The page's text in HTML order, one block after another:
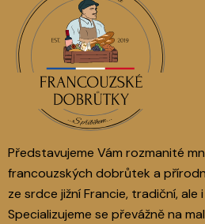
Představujeme Vám rozmanité
francouzských dobrůtek a
ze srdce jižní Francie, tradiční, ale
Specializujeme se převážně na